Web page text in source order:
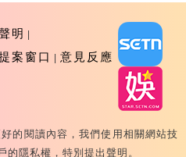
明
案窗口 意見反應
E-Television All Rights
的閱讀內容，我們使用相關網站技
隱私權，特別提出聲明。